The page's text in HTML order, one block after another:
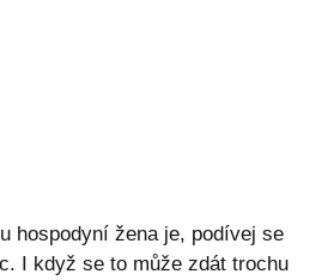
hospodyní žena je, podívej se
I když se to může zdát trochu